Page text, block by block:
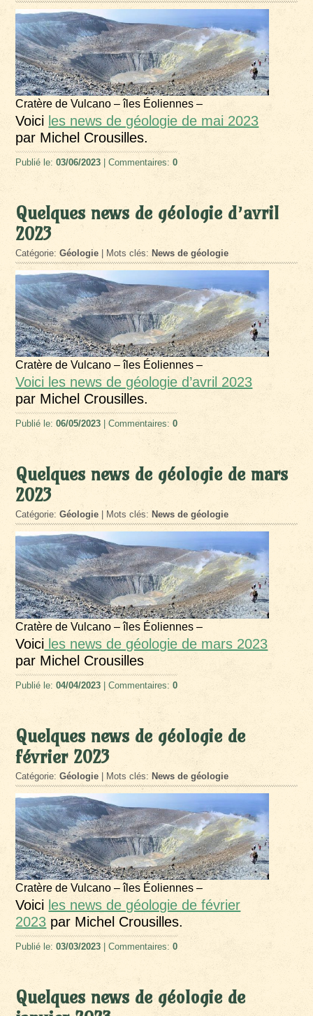
Cratère de Vulcano – îles Éoliennes –
Voici les news de géologie de mai 2023
par Michel Crousilles.
Publié le:03/06/2023 | Commentaires:0
Quelques news de géologie d’avril
2023
Catégorie:Géologie | Mots clés: News de géologie
Cratère de Vulcano – îles Éoliennes –
Voici les news de géologie d’avril 2023
par Michel Crousilles.
Publié le:06/05/2023 | Commentaires:0
Quelques news de géologie de mars
2023
Catégorie:Géologie | Mots clés: News de géologie
Cratère de Vulcano – îles Éoliennes –
Voici les news de géologie de mars 2023
par Michel Crousilles
Publié le:04/04/2023 | Commentaires:0
Quelques news de géologie de
février 2023
Catégorie:Géologie | Mots clés:News de géologie
Cratère de Vulcano – îles Éoliennes –
Voici les news de géologie de février
2023 par Michel Crousilles.
Publié le:03/03/2023 | Commentaires:0
Quelques news de géologie de